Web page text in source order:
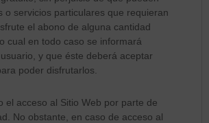
o servicios particulares que requieran
el abono de alguna cantidad
cual en todo caso se informará
y que éste deberá aceptar
poder disfrutarlos.
el acceso al Sitio Web por parte de
No obstante, en caso de acceso al